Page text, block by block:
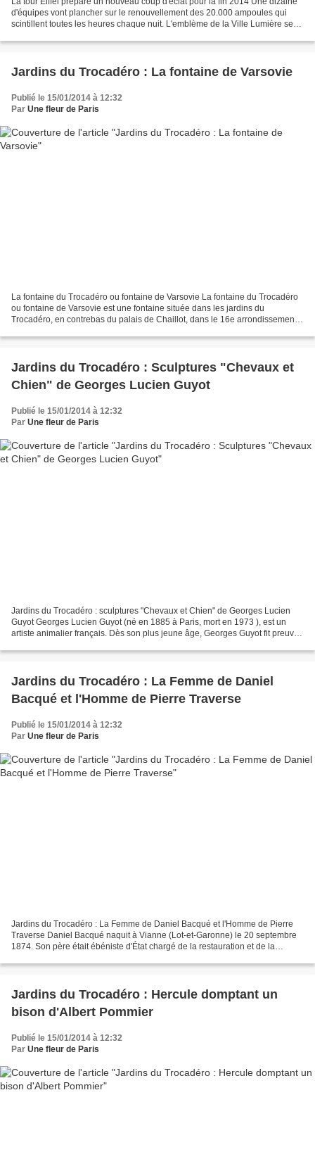
d'équipes vont plancher sur le renouvellement des 20.000 ampoules qui
scintillent toutes les heures chaque nuit. L'emblème de la Ville Lumière se
Jardins du Trocadéro : La fontaine de Varsovie
Publié le 15/01/2014 à 12:32
Par Une fleur de Paris
La fontaine du Trocadéro ou fontaine de Varsovie La fontaine du Trocadéro
ou fontaine de Varsovie est une fontaine située dans les jardins du
Trocadéro, en contrebas du palais de Chaillot, dans le 16e arrondissement
Jardins du Trocadéro : Sculptures "Chevaux et
Chien" de Georges Lucien Guyot
Publié le 15/01/2014 à 12:32
Par Une fleur de Paris
Jardins du Trocadéro : sculptures "Chevaux et Chien" de Georges Lucien
Guyot Georges Lucien Guyot (né en 1885 à Paris, mort en 1973 ), est un
artiste animalier français. Dès son plus jeune âge, Georges Guyot fit preuve
Jardins du Trocadéro : La Femme de Daniel
Bacqué et l'Homme de Pierre Traverse
Publié le 15/01/2014 à 12:32
Par Une fleur de Paris
Jardins du Trocadéro : La Femme de Daniel Bacqué et l'Homme de Pierre
Traverse Daniel Bacqué naquit à Vianne (Lot-et-Garonne) le 20 septembre
1874. Son père était ébéniste d'État chargé de la restauration et de la
Jardins du Trocadéro : Hercule domptant un
bison d'Albert Pommier
Publié le 15/01/2014 à 12:32
Par Une fleur de Paris